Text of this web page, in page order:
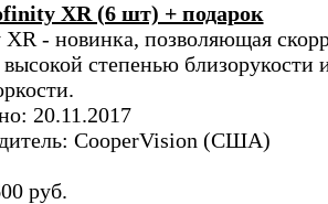
XR (6 шт) + подарок
- новинка, позволяющая
высокой степенью близорукости
20.11.2017
CooperVision (США)
руб.